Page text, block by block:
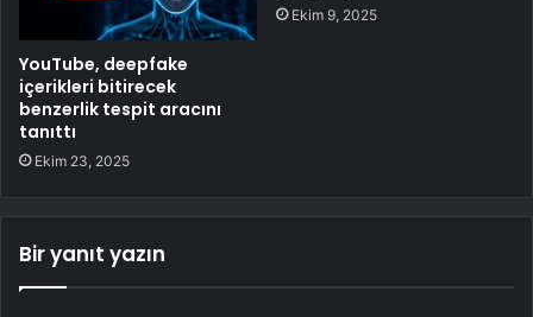
YouTube, deepfake
içerikleri bitirecek
benzerlik tespit aracını
tanıttı
Ekim 23, 2025
Ekim 9, 2025
Bir yanıt yazın